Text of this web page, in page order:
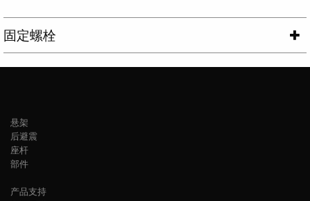
固定螺栓
悬架
后避震
座杆
部件
产品支持